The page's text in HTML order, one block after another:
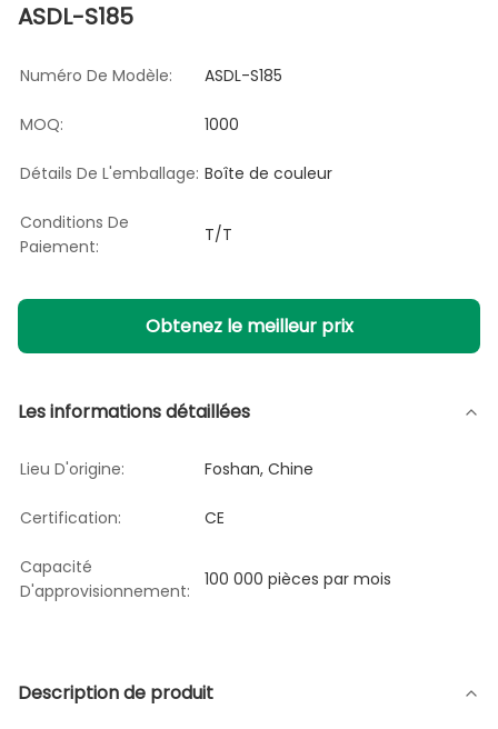
ASDL-S185
Numéro De Modèle: ASDL-S185
MOQ: 1000
Détails De L'emballage: Boîte de couleur
Conditions De
Paiement:
T/T
Obtenez le meilleur prix
Les informations détaillées
Lieu D'origine: Foshan, Chine
Certification: CE
Capacité
D'approvisionnement:
100 000 pièces par mois
Description de produit